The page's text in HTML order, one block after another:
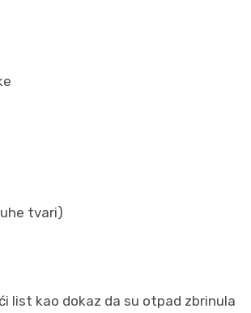
tvari)
list kao dokaz da su otpad zbrinula